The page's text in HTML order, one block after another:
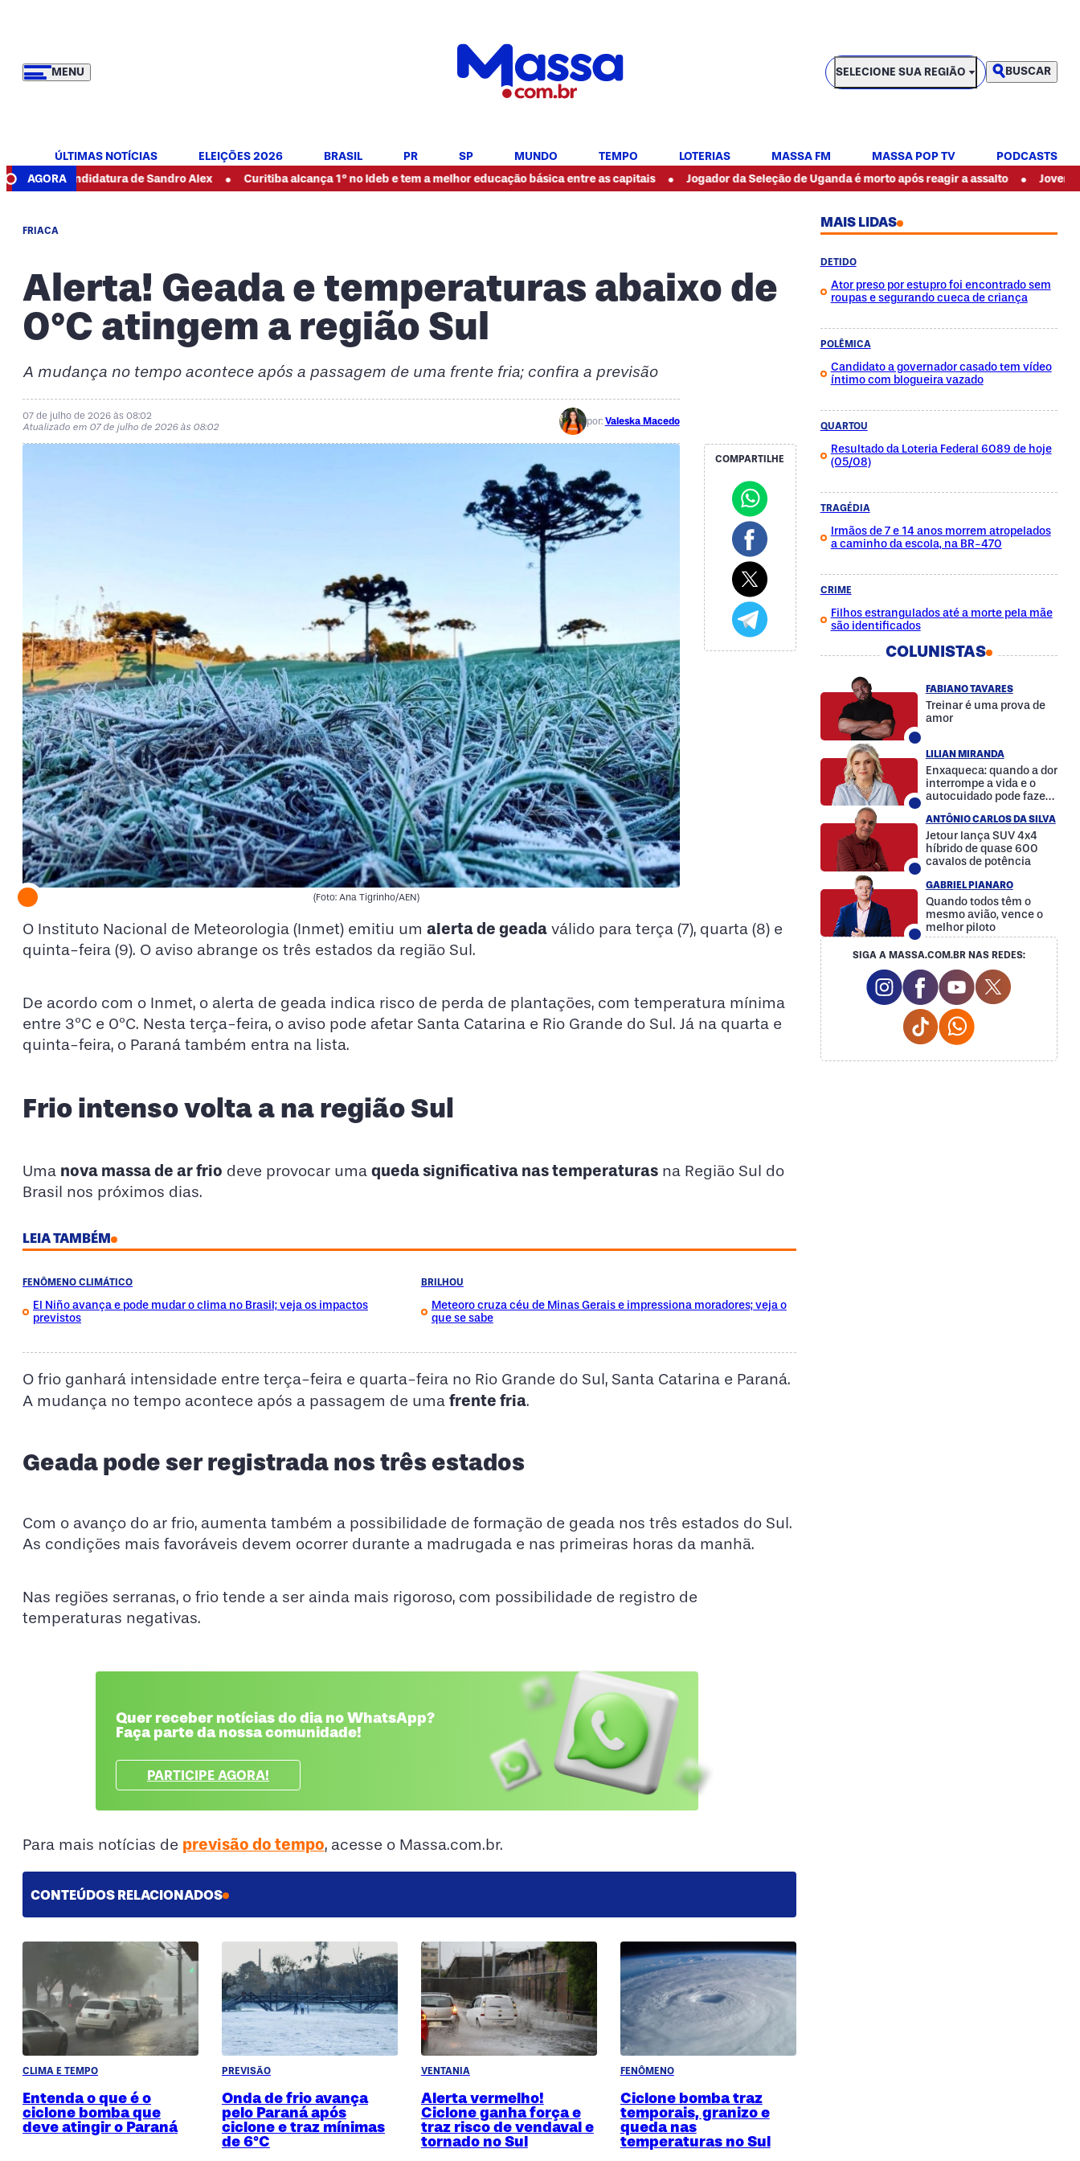
MENU
SELECIONE SUA REGIÃO
SELECIONE SUA REGIÃO BUSCAR
ÚLTIMAS NOTÍCIAS ELEIÇÕES 2026 BRASIL PR SP MUNDO TEMPO LOTERIAS MASSA FM MASSA POP TV
PODCASTS
AGORA
candidatura de Sandro Alex • Curitiba alcança 1º no Ideb e tem a melhor educação básica entre as capitais • Jogador da Seleção de Uganda é morto após reagir a assalto • Jovem morre
FRIACA
Alerta! Geada e temperaturas abaixo de
0°C atingem a região Sul
A mudança no tempo acontece após a passagem de uma frente fria; confira a previsão
07 de julho de 2026 às 08:02
Atualizado em 07 de julho de 2026 às 08:02
por: Valeska Macedo
(Foto: Ana Tigrinho/AEN)
COMPARTILHE
O Instituto Nacional de Meteorologia (Inmet) emitiu um alerta de geada válido para terça (7), quarta (8) e
quinta-feira (9). O aviso abrange os três estados da região Sul.
De acordo com o Inmet, o alerta de geada indica risco de perda de plantações, com temperatura mínima
entre 3ºC e 0ºC. Nesta terça-feira, o aviso pode afetar Santa Catarina e Rio Grande do Sul. Já na quarta e
quinta-feira, o Paraná também entra na lista.
Frio intenso volta a na região Sul
Uma nova massa de ar frio deve provocar uma queda significativa nas temperaturas na Região Sul do
Brasil nos próximos dias.
LEIA TAMBÉM
FENÔMENO CLIMÁTICO
El Niño avança e pode mudar o clima no Brasil; veja os impactos
previstos
BRILHOU
Meteoro cruza céu de Minas Gerais e impressiona moradores; veja o
que se sabe
O frio ganhará intensidade entre terça-feira e quarta-feira no Rio Grande do Sul, Santa Catarina e Paraná.
A mudança no tempo acontece após a passagem de uma frente fria.
Geada pode ser registrada nos três estados
Com o avanço do ar frio, aumenta também a possibilidade de formação de geada nos três estados do Sul.
As condições mais favoráveis devem ocorrer durante a madrugada e nas primeiras horas da manhã.
Nas regiões serranas, o frio tende a ser ainda mais rigoroso, com possibilidade de registro de
temperaturas negativas.
Quer receber notícias do dia no WhatsApp?
Faça parte da nossa comunidade!
PARTICIPE AGORA!
Para mais notícias de previsão do tempo, acesse o Massa.com.br.
CONTEÚDOS RELACIONADOS
CLIMA E TEMPO
Entenda o que é o
ciclone bomba que
deve atingir o Paraná
PREVISÃO
Onda de frio avança
pelo Paraná após
ciclone e traz mínimas
de 6°C
VENTANIA
Alerta vermelho!
Ciclone ganha força e
traz risco de vendaval e
tornado no Sul
FENÔMENO
Ciclone bomba traz
temporais, granizo e
queda nas
temperaturas no Sul
MAIS LIDAS
DETIDO
Ator preso por estupro foi encontrado sem
roupas e segurando cueca de criança
POLÊMICA
Candidato a governador casado tem vídeo
íntimo com blogueira vazado
QUARTOU
Resultado da Loteria Federal 6089 de hoje
(05/08)
TRAGÉDIA
Irmãos de 7 e 14 anos morrem atropelados
a caminho da escola, na BR-470
CRIME
Filhos estrangulados até a morte pela mãe
são identificados
COLUNISTAS
FABIANO TAVARES
Treinar é uma prova de
amor
LILIAN MIRANDA
Enxaqueca: quando a dor
interrompe a vida e o
autocuidado pode fazer
ANTÔNIO CARLOS DA SILVA
Jetour lança SUV 4x4
híbrido de quase 600
cavalos de potência
GABRIEL PIANARO
Quando todos têm o
mesmo avião, vence o
melhor piloto
SIGA A MASSA.COM.BR NAS REDES:
Instagram Social Media
Facebook Social Media
Youtube Social
Twitter
Tiktok Social Media
Whatsapp